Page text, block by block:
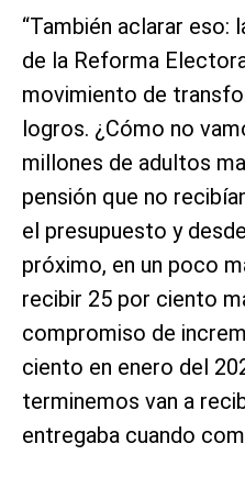
“También aclarar eso:
de la Reforma
movimiento de
logros. ¿Cómo no
millones de adultos
pensión que no
el presupuesto y
próximo, en un poco
recibir 25 por ciento
compromiso de
ciento en enero del
terminemos van a
entregaba cuando